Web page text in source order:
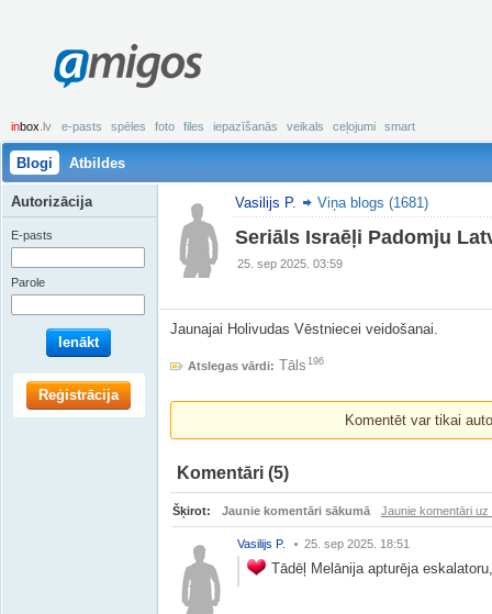
amigos
inbox .lv e-pasts spēles foto files iepazīšanās veikals ceļojumi smart
Blogi Atbildes
Vasilijs P. Viņa blogs (1681)
Seriāls Israēļi Padomju
25. sep 2025. 03:59
Jaunajai Holivudas Vēstniecei veidošanai.
Atslegas vārdi: Tāls 196
Komentēt var tikai
Komentāri (5)
Šķirot: Jaunie komentāri sākumā Jaunie komentāri uz
Vasilijs P. 25. sep 2025. 18:51
Tādēļ Melānija apturēja
Autorizācija
E-pasts
Parole
Ienākt
Reģistrācija